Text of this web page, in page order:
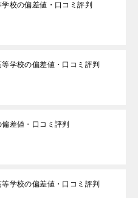
校の偏差値・口コミ評判
学校の偏差値・口コミ評判
差値・口コミ評判
学校の偏差値・口コミ評判